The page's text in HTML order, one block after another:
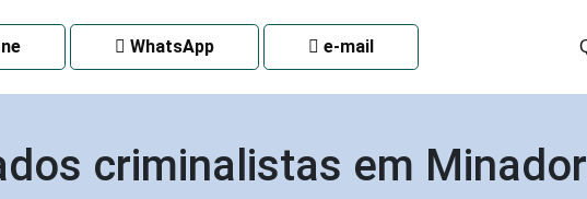
WhatsApp e-mail
criminalistas em